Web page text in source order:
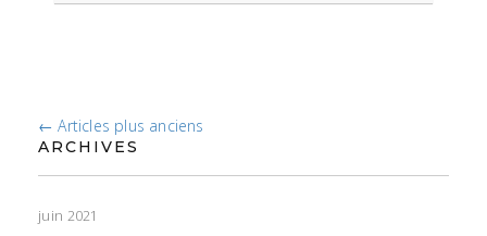
NAVIGATION DES ARTICLES
← Articles plus anciens
ARCHIVES
juin 2021